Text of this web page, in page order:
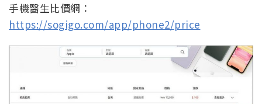
手機醫生比價網：
https://sogigo.com/app/phone2/price